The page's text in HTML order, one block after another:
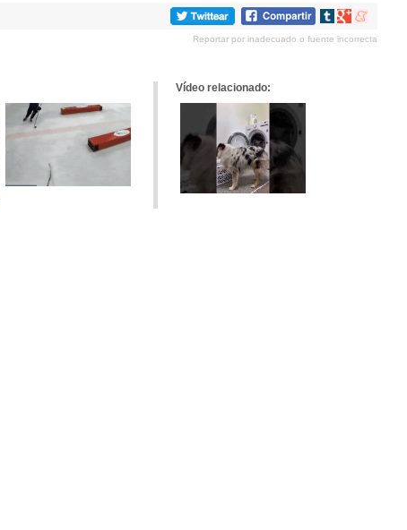
Compartir
tumblr
Compartir
Google+
Compartir
meneame
Reportar por inadecuado o fuente incorrecta
Vídeo relacionado: